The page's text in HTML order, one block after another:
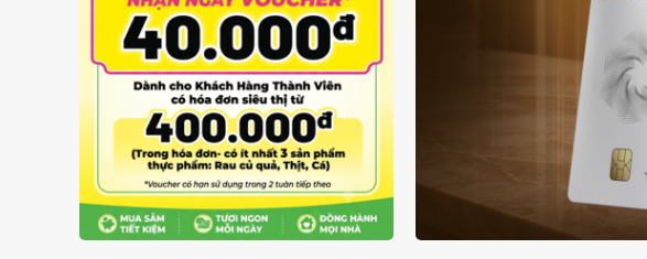
GIÁ LUÔN RẺ TỪ 6/8 - 31/10
ƯU ĐÃI THẺ VẬT